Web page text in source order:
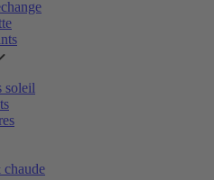
soleil